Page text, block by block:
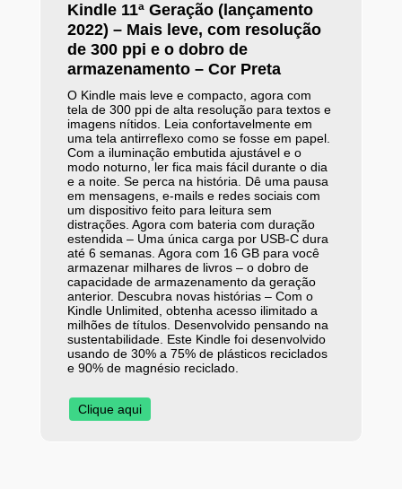
Kindle 11ª Geração (lançamento
2022) – Mais leve, com resolução
de 300 ppi e o dobro de
armazenamento – Cor Preta
O Kindle mais leve e compacto, agora com
tela de 300 ppi de alta resolução para textos e
imagens nítidos. Leia confortavelmente em
uma tela antirreflexo como se fosse em papel.
Com a iluminação embutida ajustável e o
modo noturno, ler fica mais fácil durante o dia
e a noite. Se perca na história. Dê uma pausa
em mensagens, e-mails e redes sociais com
um dispositivo feito para leitura sem
distrações. Agora com bateria com duração
estendida – Uma única carga por USB-C dura
até 6 semanas. Agora com 16 GB para você
armazenar milhares de livros – o dobro de
capacidade de armazenamento da geração
anterior. Descubra novas histórias – Com o
Kindle Unlimited, obtenha acesso ilimitado a
milhões de títulos. Desenvolvido pensando na
sustentabilidade. Este Kindle foi desenvolvido
usando de 30% a 75% de plásticos reciclados
e 90% de magnésio reciclado.
Clique aqui